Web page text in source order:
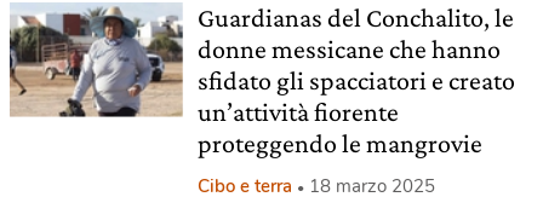
Guardianas del Conchalito, le
donne messicane che hanno
sfidato gli spacciatori e creato
un’attività fiorente
proteggendo le mangrovie
Cibo e terra 18 marzo 2025